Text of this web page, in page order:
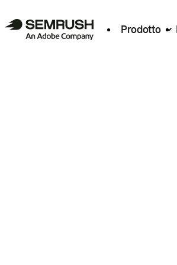
Prodotto